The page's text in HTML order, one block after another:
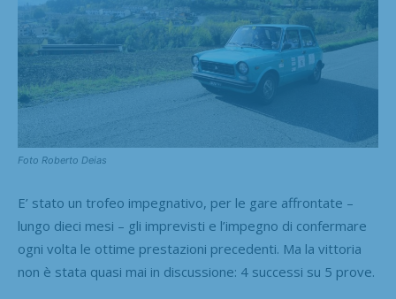
Foto Roberto Deias
E’ stato un trofeo impegnativo, per le gare affrontate –
lungo dieci mesi – gli imprevisti e l’impegno di confermare
ogni volta le ottime prestazioni precedenti. Ma la vittoria
non è stata quasi mai in discussione: 4 successi su 5 prove.